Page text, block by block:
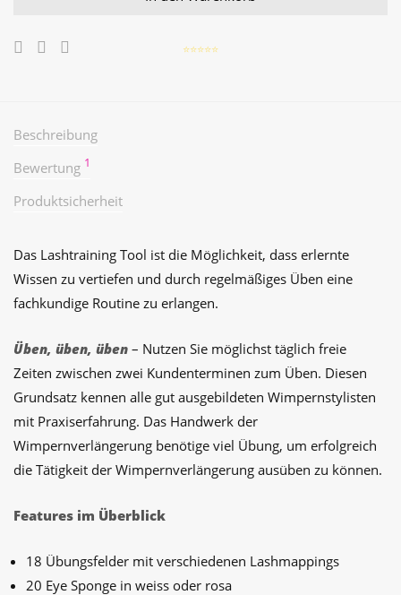
⭐️⭐️⭐️⭐️⭐️
Beschreibung
Bewertung 1
Produktsicherheit
Das Lashtraining Tool ist die Möglichkeit, dass erlernte
Wissen zu vertiefen und durch regelmäßiges Üben eine
fachkundige Routine zu erlangen.
Üben, üben, üben – Nutzen Sie möglichst täglich freie
Zeiten zwischen zwei Kundenterminen zum Üben. Diesen
Grundsatz kennen alle gut ausgebildeten Wimpernstylisten
mit Praxiserfahrung. Das Handwerk der
Wimpernverlängerung benötige viel Übung, um erfolgreich
die Tätigkeit der Wimpernverlängerung ausüben zu können.
Features im Überblick
18 Übungsfelder mit verschiedenen Lashmappings
20 Eye Sponge in weiss oder rosa